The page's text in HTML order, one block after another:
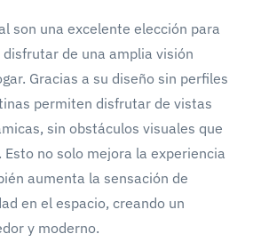
son una excelente elección para
de una amplia visión
Gracias a su diseño sin perfiles
permiten disfrutar de vistas
sin obstáculos visuales que
no solo mejora la experiencia
aumenta la sensación de
en el espacio, creando un
y moderno.